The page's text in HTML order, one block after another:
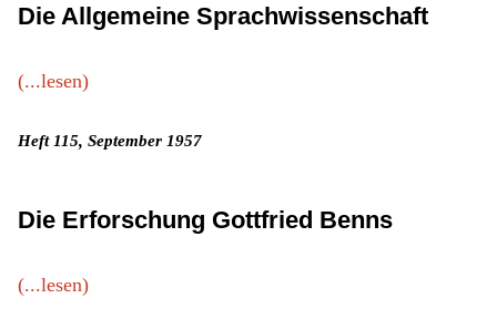
Die Allgemeine Sprachwissenschaft
(...lesen)
Heft 115, September 1957
Die Erforschung Gottfried Benns
(...lesen)